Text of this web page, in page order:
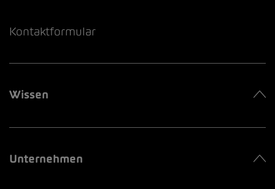
Kontaktformular
Wissen
Unternehmen